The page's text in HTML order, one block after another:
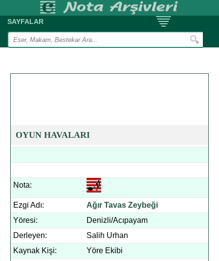
SAYFALAR
OYUN HAVALARI
Nota:
Ezgi Adı:
Ağır Tavas Zeybeği
Yöresi:
Denizli/Acıpayam
Derleyen:
Salih Urhan
Kaynak Kişi:
Yöre Ekibi